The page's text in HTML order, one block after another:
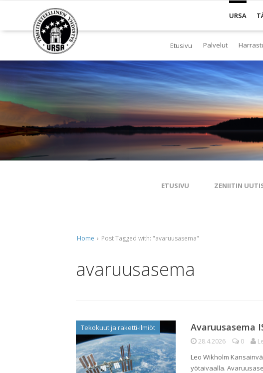
URSA
Etusivu
Jäsenyys
Yleistä
Toimisto
Kirjasto
Planetaario
Palvelut
ETUSIVU ZENIITIN
Home › Post Tagged with: "avaruusasema"
avaruusasema
Tekokuut ja raketti-ilmiöt Avaruusasema
28.4.2026 0
Leo Wikholm
yötaivaalla.